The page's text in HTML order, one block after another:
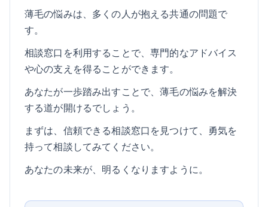
薄毛の悩みは、多くの人が抱える共通の問題で
す。
相談窓口を利用することで、専門的なアドバイス
や心の支えを得ることができます。
あなたが一歩踏み出すことで、薄毛の悩みを解決
する道が開けるでしょう。
まずは、信頼できる相談窓口を見つけて、勇気を
持って相談してみてください。
あなたの未来が、明るくなりますように。